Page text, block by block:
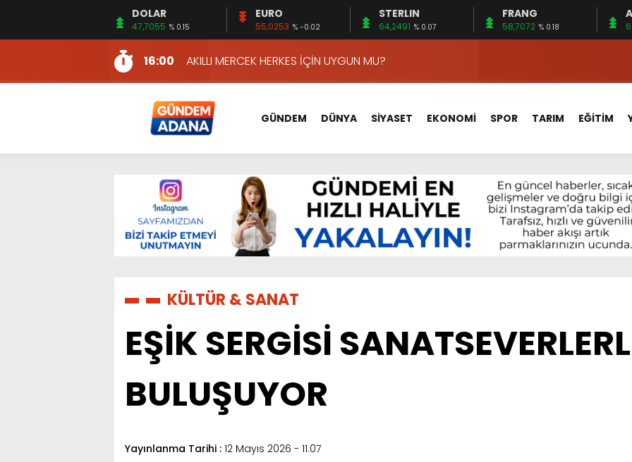
DOLAR
47,7055 % 0.15
EURO
55,0253 % -0.02
STERLIN
64,2491 % 0.07
FRANG
58,7072 % 0.18
13:48
HAFTA SONUNA ÖZEL KİTAPLAR…
2:08
ÖZCAN ZENGER, TAHLİYE EDİLDİ…
16:00
AKILLI MERCEK HERKES İÇİN UYGUN MU?
10:06
ADANA’DAKİ CİNAYETLER MECLİSTE KONUŞULDU
13:54
NACAR: ESNAFIN SAĞLIK HİZMETLERİNİ KONUŞTUK
13:19
NACAR, DAHA İYİ SAĞLIK HİZMETLERİ İÇİN SAHADA
7:26
SULAMA KANALLARINDAKİ BOĞULMALARI ÖNLEMEK İÇİN GÖRÜŞTÜLER…
HERKES İÇİN ERİŞİLEBİLİR BEYİN SAĞLIĞI!
14:22
EMEKLİLER EN DÜŞÜK EMEKLİ AYLIĞININ 40 BİN LİRA OLMASINI İSTİYOR!
13:10
İKİNCİ 500’DE ADANA’DAN 15 FİRMA
13:48
HAFTA SONUNA ÖZEL KİTAPLAR…
GÜNDEM DÜNYA SİYASET EKONOMİ SPOR TARIM EĞİTİM
KÜLTÜR & SANAT
EŞİK SERGİSİ
BULUŞUYOR
Yayınlanma Tarihi : 12 Mayıs 2026 - 11:07